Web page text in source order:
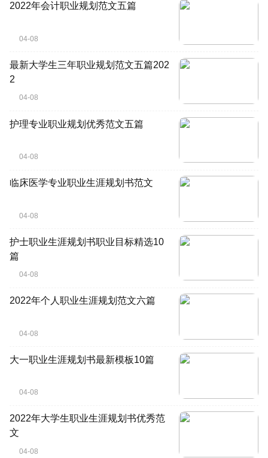
2022年会计职业规划范文五篇
04-08
最新大学生三年职业规划范文五篇202
2
04-08
护理专业职业规划优秀范文五篇
04-08
临床医学专业职业生涯规划书范文
04-08
护士职业生涯规划书职业目标精选10
篇
04-08
2022年个人职业生涯规划范文六篇
04-08
大一职业生涯规划书最新模板10篇
04-08
2022年大学生职业生涯规划书优秀范
文
04-08